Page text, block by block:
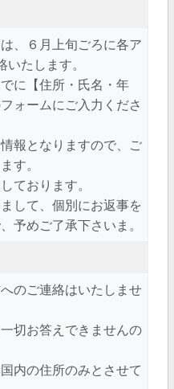
、６月上旬ごろに各ア
たします。
に【住所・氏名・年
ォームにご入力くださ
報となりますので、ご
す。
ております。
して、個別にお返事を
予めご了承下さいま。
のご連絡はいたしませ
切お答えできませんの
内の住所のみとさせて